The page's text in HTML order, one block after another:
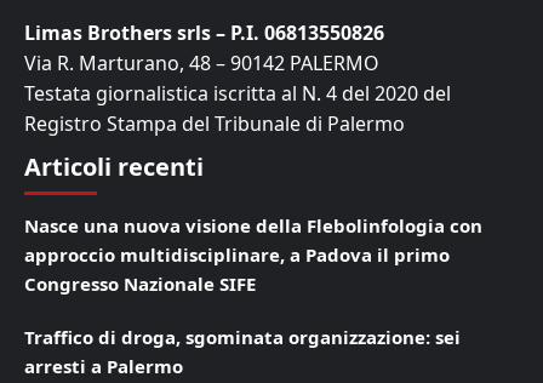
Limas Brothers srls – P.I. 06813550826
Via R. Marturano, 48 – 90142 PALERMO
Testata giornalistica iscritta al N. 4 del 2020 del
Registro Stampa del Tribunale di Palermo
Articoli recenti
Nasce una nuova visione della Flebolinfologia con
approccio multidisciplinare, a Padova il primo
Congresso Nazionale SIFE
Traffico di droga, sgominata organizzazione: sei
arresti a Palermo